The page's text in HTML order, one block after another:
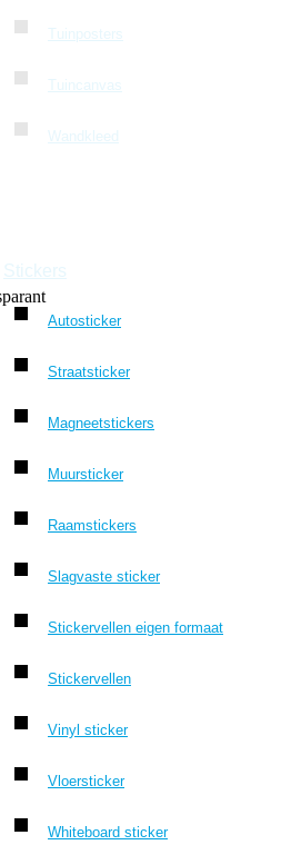
Tuinposters
Tuincanvas
Wandkleed
Stickers
Autosticker
Straatsticker
Magneetstickers
Muursticker
Raamstickers
Slagvaste sticker
Stickervellen eigen formaat
Stickervellen
Vinyl sticker
Vloersticker
Whiteboard sticker